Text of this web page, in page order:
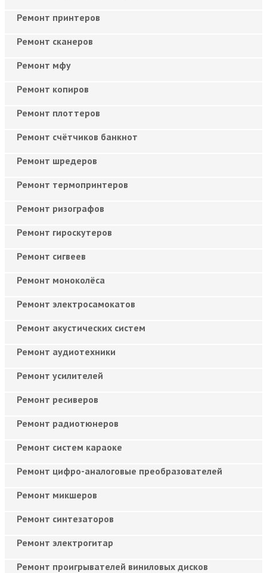
Ремонт принтеров
Ремонт сканеров
Ремонт мфу
Ремонт копиров
Ремонт плоттеров
Ремонт счётчиков банкнот
Ремонт шредеров
Ремонт термопринтеров
Ремонт ризографов
Ремонт гироскутеров
Ремонт сигвеев
Ремонт моноколёса
Ремонт электросамокатов
Ремонт акустических систем
Ремонт аудиотехники
Ремонт усилителей
Ремонт ресиверов
Ремонт радиотюнеров
Ремонт систем караоке
Ремонт цифро-аналоговые преобразователей
Ремонт микшеров
Ремонт синтезаторов
Ремонт электрогитар
Ремонт проигрывателей виниловых дисков